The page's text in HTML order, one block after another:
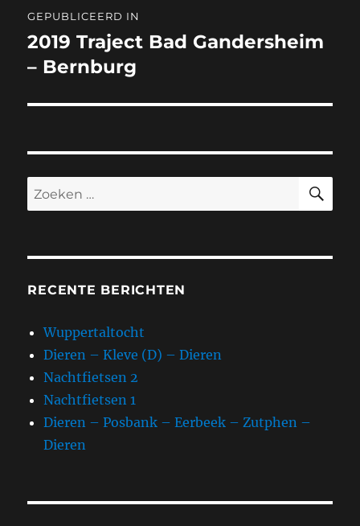
navigatie
GEPUBLICEERD IN
2019 Traject Bad Gandersheim
– Bernburg
Zoeken
naar:
RECENTE BERICHTEN
Wuppertaltocht
Dieren – Kleve (D) – Dieren
Nachtfietsen 2
Nachtfietsen 1
Dieren – Posbank – Eerbeek – Zutphen –
Dieren